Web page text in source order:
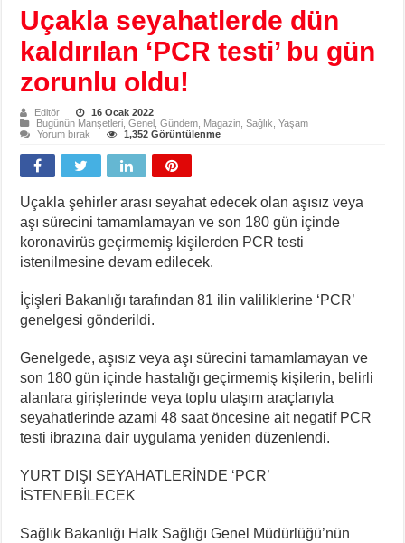
Uçakla seyahatlerde dün
kaldırılan ‘PCR testi’ bu gün
zorunlu oldu!
Editör
16 Ocak 2022
Bugünün Manşetleri,Genel ,Gündem, Magazin,Sağlık,Yaşam
Yorum bırak
1,352 Görüntülenme
Uçakla şehirler arası seyahat edecek olan aşısız veya
aşı sürecini tamamlamayan ve son 180 gün içinde
koronavirüs geçirmemiş kişilerden PCR testi
istenilmesine devam edilecek.
İçişleri Bakanlığı tarafından 81 ilin valiliklerine ‘PCR’
genelgesi gönderildi.
Genelgede, aşısız veya aşı sürecini tamamlamayan ve
son 180 gün içinde hastalığı geçirmemiş kişilerin, belirli
alanlara girişlerinde veya toplu ulaşım araçlarıyla
seyahatlerinde azami 48 saat öncesine ait negatif PCR
testi ibrazına dair uygulama yeniden düzenlendi.
YURT DIŞI SEYAHATLERİNDE ‘PCR’
İSTENEBİLECEK
Sağlık Bakanlığı Halk Sağlığı Genel Müdürlüğü’nün